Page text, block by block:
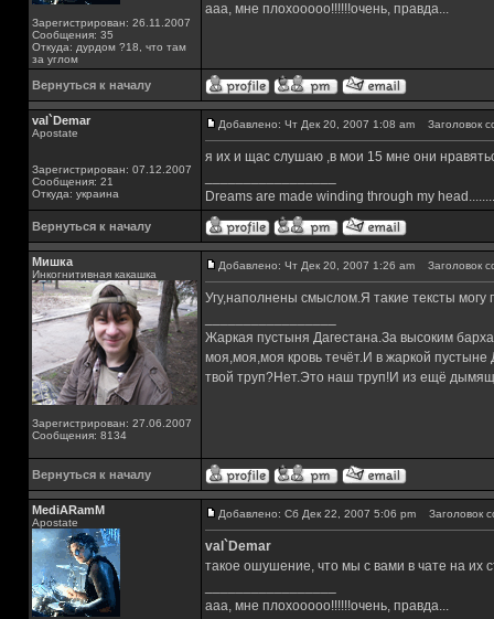
Зарегистрирован: 26.11.2007
Сообщения: 35
Откуда: дурдом ?18, что там
за углом
ааа, мне плохооооо!!!!!!очень, правда...
Вернуться к началу
val`Demar
Apostate
Зарегистрирован: 07.12.2007
Сообщения: 21
Откуда: украина
Добавлено: Чт Дек 20, 2007 1:08 am Заголовок
я их и щас слушаю ,в мои 15 мне они
Dreams are made winding through my
Вернуться к началу
Мишка
Инкогнитивная какашка
Зарегистрирован: 27.06.2007
Сообщения: 8134
Добавлено: Чт Дек 20, 2007 1:26 am Заголовок
Угу,наполнены смыслом.Я такие тексты
Жаркая пустыня Дагестана.За высоким
моя,моя,моя кровь течёт.И в жаркой
твой труп?Нет.Это наш труп!И из ещё
Вернуться к началу
MediARamM
Apostate
Добавлено: Сб Дек 22, 2007 5:06 pm Заголовок
val`Demar
такое ошушение, что мы с вами в чате на их
ааа, мне плохооооо!!!!!!очень, правда...